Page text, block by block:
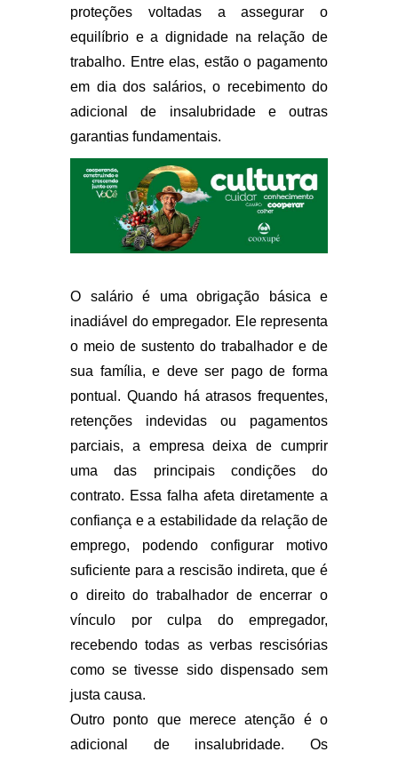
proteções voltadas a assegurar o
equilíbrio e a dignidade na relação de
trabalho. Entre elas, estão o pagamento
em dia dos salários, o recebimento do
adicional de insalubridade e outras
garantias fundamentais.
O salário é uma obrigação básica e
inadiável do empregador. Ele representa
o meio de sustento do trabalhador e de
sua família, e deve ser pago de forma
pontual. Quando há atrasos frequentes,
retenções indevidas ou pagamentos
parciais, a empresa deixa de cumprir
uma das principais condições do
contrato. Essa falha afeta diretamente a
confiança e a estabilidade da relação de
emprego, podendo configurar motivo
suficiente para a rescisão indireta, que é
o direito do trabalhador de encerrar o
vínculo por culpa do empregador,
recebendo todas as verbas rescisórias
como se tivesse sido dispensado sem
justa causa.
Outro ponto que merece atenção é o
adicional de insalubridade. Os